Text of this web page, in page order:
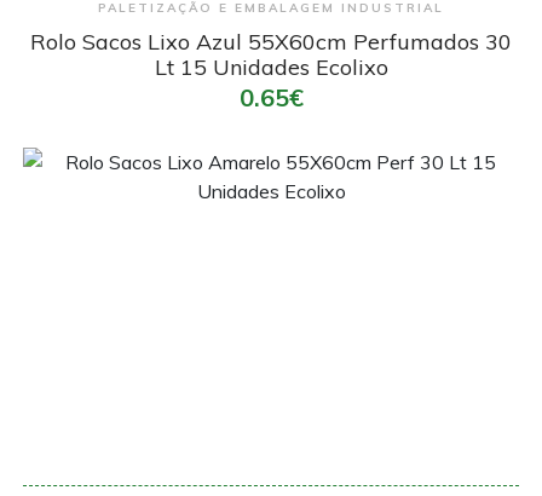
PALETIZAÇÃO E EMBALAGEM INDUSTRIAL
Rolo Sacos Lixo Azul 55X60cm Perfumados 30
Lt 15 Unidades Ecolixo
0.65€